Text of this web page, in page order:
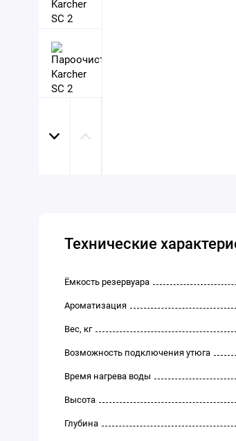
Технические
Ёмкость резервуара
Ароматизация
Вес, кг
Возможность подключения утюга
Время нагрева воды
Высота
Глубина